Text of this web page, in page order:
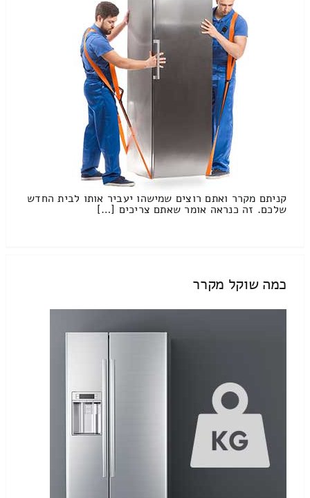
קניתם מקרר ואתם רוצים שמישהו יעביר אותו לבית החדש
שלכם. זה כנראה אומר שאתם צריכים […]
כמה שוקל מקרר